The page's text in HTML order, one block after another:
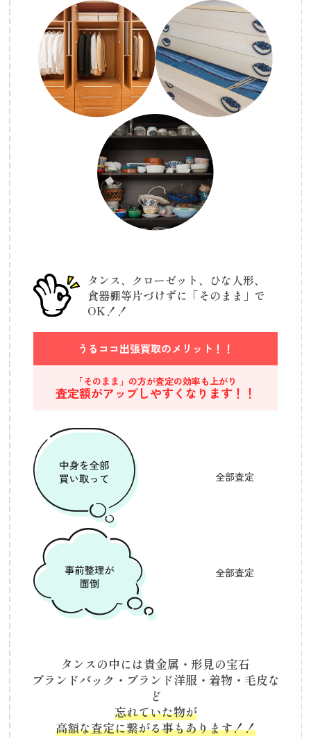
タンス、クローゼット、ひな人形、
食器棚等片づけずに「そのまま」で
OK！！
うるココ出張買取のメリット！！
「そのまま」の方が査定の効率も上がり
査定額がアップしやすくなります！！
全部査定
全部査定
タンスの中には貴金属・形見の宝石
ブランドバック・ブランド洋服・着物・毛皮な
ど
忘れていた物が
高額な査定に繋がる事もあります！！